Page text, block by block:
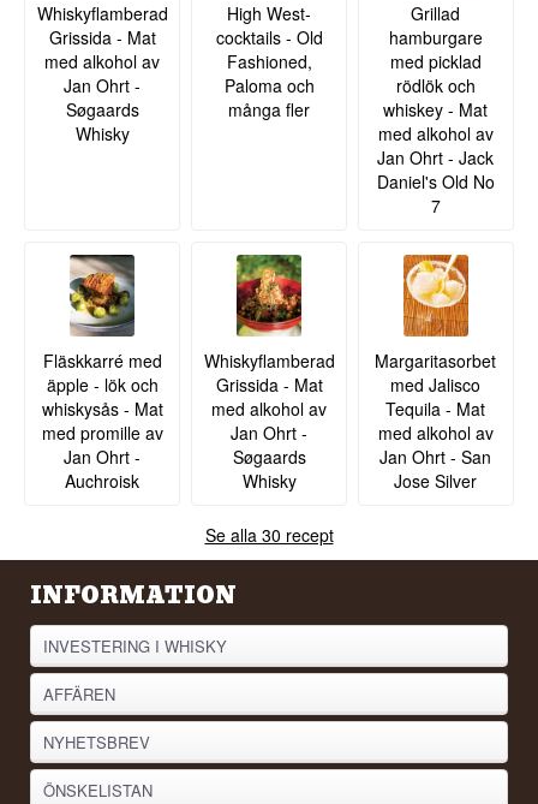
Whiskyflamberad
Grissida - Mat
med alkohol av
Jan Ohrt -
Søgaards
Whisky
High West-
cocktails - Old
Fashioned,
Paloma och
många fler
Grillad
hamburgare
med picklad
rödlök och
whiskey - Mat
med alkohol av
Jan Ohrt - Jack
Daniel's Old No
7
Fläskkarré med
äpple - lök och
whiskysås - Mat
med promille av
Jan Ohrt -
Auchroisk
Whiskyflamberad
Grissida - Mat
med alkohol av
Jan Ohrt -
Søgaards
Whisky
Margaritasorbet
med Jalisco
Tequila - Mat
med alkohol av
Jan Ohrt - San
Jose Silver
Se alla 30 recept
INFORMATION
INVESTERING I WHISKY
AFFÄREN
NYHETSBREV
ÖNSKELISTAN